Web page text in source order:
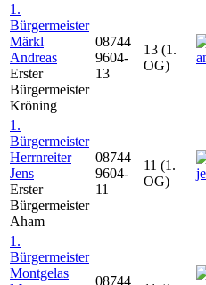
1.
Bürgermeister
Märkl
Andreas
Erster
Bürgermeister
Kröning
08744
9604-
13
13 (1.
OG)
1.
Bürgermeister
Herrnreiter
Jens
Erster
Bürgermeister
Aham
08744
9604-
11
11 (1.
OG)
1.
Bürgermeister
Montgelas
08744